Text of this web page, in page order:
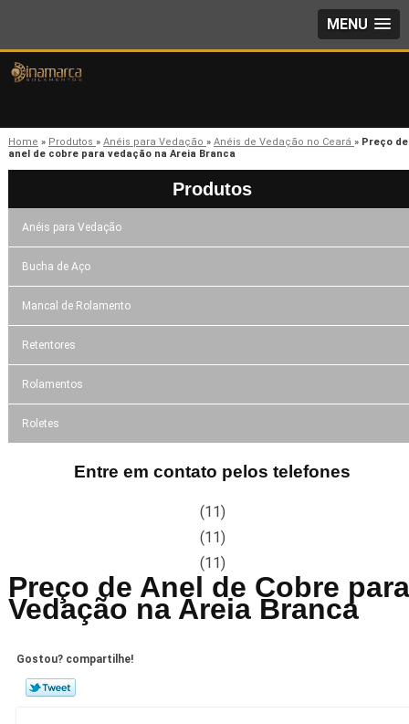
MENU
Home » Produtos » Anéis para Vedação » Anéis de Vedação no Ceará » Preço de
anel de cobre para vedação na Areia Branca
Produtos
Anéis para Vedação
Bucha de Aço
Mancal de Rolamento
Retentores
Rolamentos
Roletes
Entre em contato pelos telefones
(11)
(11)
(11)
Preço de Anel de Cobre para
Vedação na Areia Branca
Gostou? compartilhe!